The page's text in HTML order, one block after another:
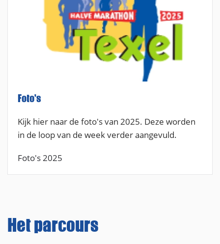
Foto's
Kijk hier naar de foto's van 2025. Deze worden
in de loop van de week verder aangevuld.
Foto's 2025
Het parcours